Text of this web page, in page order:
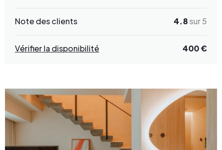
Note des clients 4.8sur 5
Vérifier la disponibilité 400 €